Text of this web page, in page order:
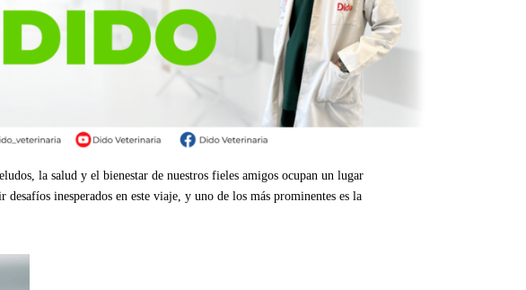
la salud y el bienestar de nuestros fieles amigos ocupan un lugar
inesperados en este viaje, y uno de los más prominentes es la